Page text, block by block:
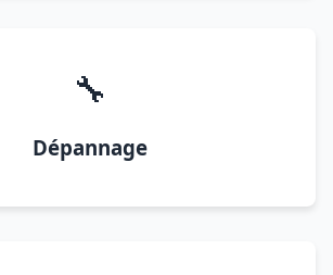
🔧
Dépannage